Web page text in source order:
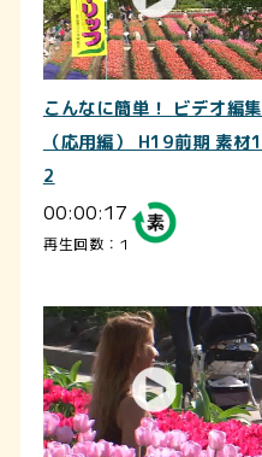
こんなに簡単！ ビデオ編集
（応用編） H19前期 素材1
2
00:00:17
再生回数：1